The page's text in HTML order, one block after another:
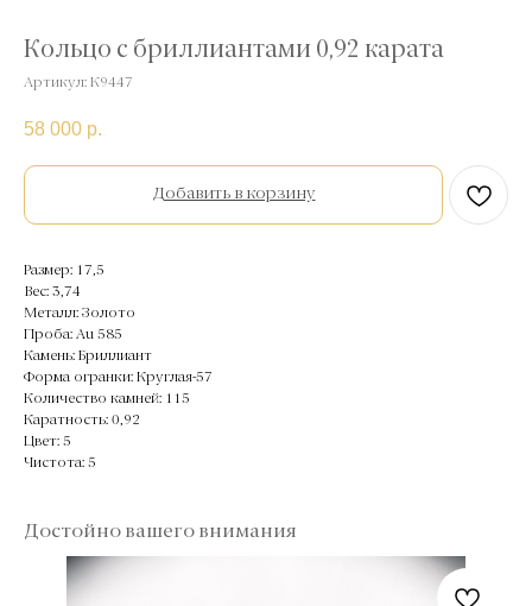
Кольцо с бриллиантами 0,92 карата
Артикул: К9447
58 000 р.
Добавить в корзину
Размер: 17,5
Вес: 3,74
Металл: Золото
Проба: Au 585
Камень: Бриллиант
Форма огранки: Круглая-57
Количество камней: 115
Каратность: 0,92
Цвет: 5
Чистота: 5
Достойно вашего внимания